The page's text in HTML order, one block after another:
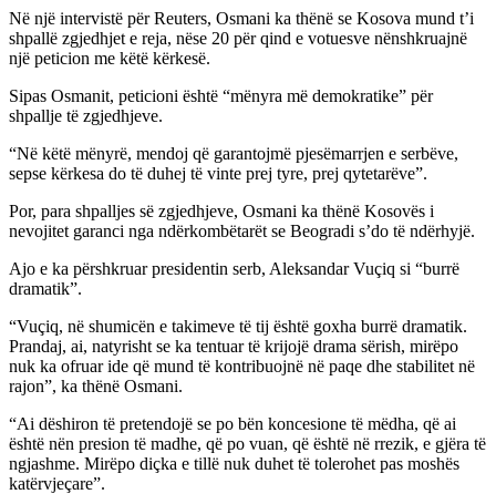
Në një intervistë për Reuters, Osmani ka thënë se Kosova mund t’i
shpallë zgjedhjet e reja, nëse 20 për qind e votuesve nënshkruajnë
një peticion me këtë kërkesë.
Sipas Osmanit, peticioni është “mënyra më demokratike” për
shpallje të zgjedhjeve.
“Në këtë mënyrë, mendoj që garantojmë pjesëmarrjen e serbëve,
sepse kërkesa do të duhej të vinte prej tyre, prej qytetarëve”.
Por, para shpalljes së zgjedhjeve, Osmani ka thënë Kosovës i
nevojitet garanci nga ndërkombëtarët se Beogradi s’do të ndërhyjë.
Ajo e ka përshkruar presidentin serb, Aleksandar Vuçiq si “burrë
dramatik”.
“Vuçiq, në shumicën e takimeve të tij është goxha burrë dramatik.
Prandaj, ai, natyrisht se ka tentuar të krijojë drama sërish, mirëpo
nuk ka ofruar ide që mund të kontribuojnë në paqe dhe stabilitet në
rajon”, ka thënë Osmani.
“Ai dëshiron të pretendojë se po bën koncesione të mëdha, që ai
është nën presion të madhe, që po vuan, që është në rrezik, e gjëra të
ngjashme. Mirëpo diçka e tillë nuk duhet të tolerohet pas moshës
katërvjeçare”.